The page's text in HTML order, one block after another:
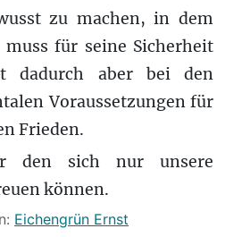
zu machen, in dem
muss für seine Sicherheit
dadurch aber bei den
Voraussetzungen für
Frieden.
den sich nur unsere
können.
Eichengrün Ernst